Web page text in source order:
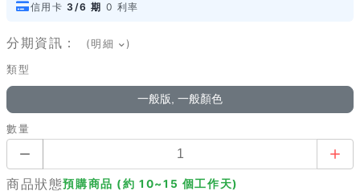
信用卡 3/6 期 0 利率
分期資訊： (明細 )
類型
一般版, 一般顏色
數量
商品狀態預購商品 (約 10~15 個工作天)